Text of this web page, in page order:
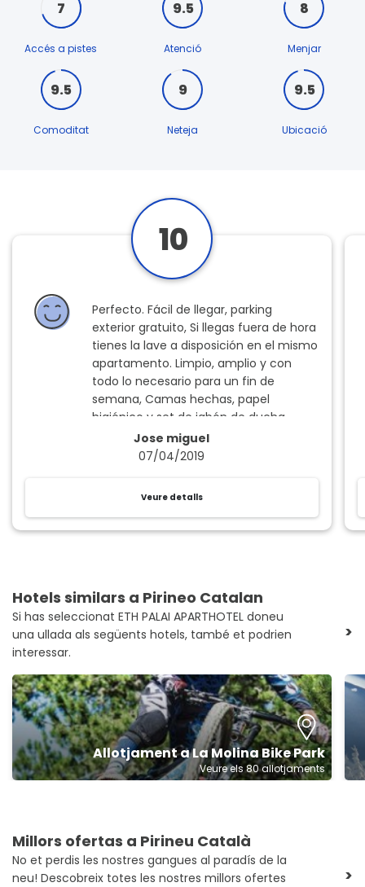
7
Accés a pistes
9.5
Atenció
8
Menjar
9.5
Comoditat
9
Neteja
9.5
Ubicació
10
Jose miguel
07/04/2019
Perfecto. Fácil de llegar, parking
exterior gratuito, Si llegas fuera de hora
tienes la lave a disposición en el mismo
apartamento. Limpio, amplio y con
todo lo necesario para un fin de
semana, Camas hechas, papel
higiénico y set de jabón de ducha.
Toallas nuevas.
Veure detalls
Hotels similars a Pirineo Catalan
Si has seleccionat ETH PALAI APARTHOTEL doneu
una ullada als següents hotels, també et podrien
interessar.
>
Allotjament a La Molina Bike Park
Veure els 80 allotjaments
Millors ofertas a Pirineu Català
No et perdis les nostres gangues al paradís de la
neu! Descobreix totes les nostres millors ofertes
>